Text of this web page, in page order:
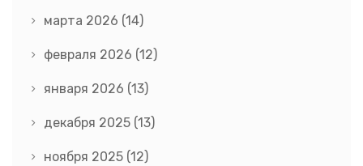
марта 2026 (14)
февраля 2026 (12)
января 2026 (13)
декабря 2025 (13)
ноября 2025 (12)